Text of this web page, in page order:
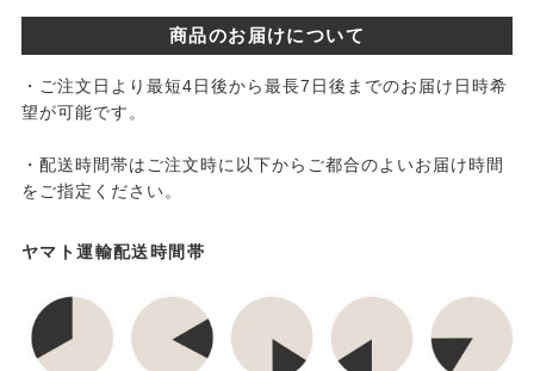
商品のお届けについて
・ご注文日より最短4日後から最長7日後までのお届け日時希
望が可能です。
・配送時間帯はご注文時に以下からご都合のよいお届け時間
をご指定ください。
ヤマト運輸配送時間帯